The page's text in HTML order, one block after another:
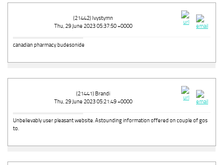
(21442) Ivystymn
Thu, 29 June 2023 05:37:50 +0000
canadian pharmacy budesonide
(21441) Brandi
Thu, 29 June 2023 05:21:49 +0000
Unbelievably user pleasant website. Astounding information offered on couple of gos
to.